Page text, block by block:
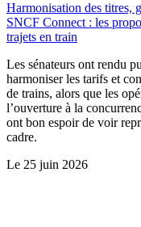
Harmonisation des titres,
SNCF Connect : les
trajets en train
Les sénateurs ont rendu
harmoniser les tarifs et
de trains, alors que les
l’ouverture à la
ont bon espoir de voir
cadre.
Le 25 juin 2026